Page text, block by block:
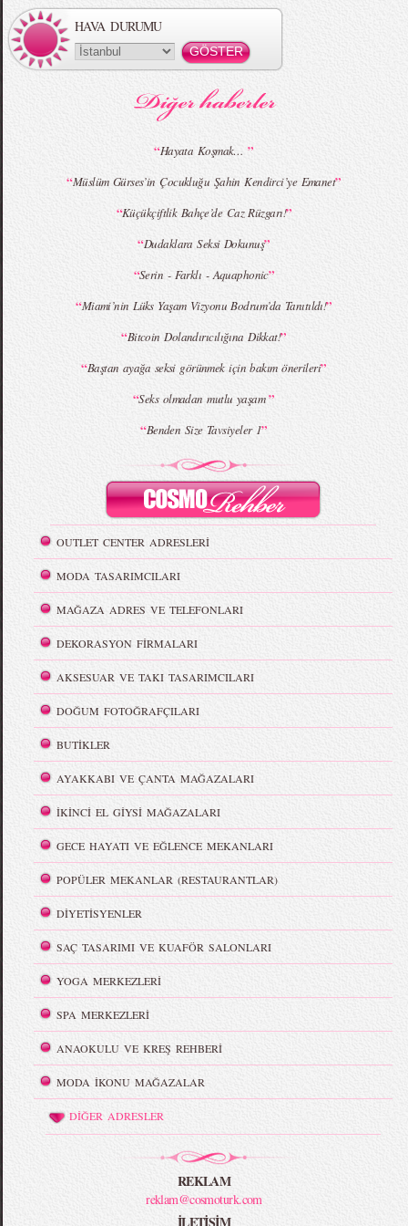
MBFWI - Gülçin Çengel 2015 Yaz
MBFWI - Zeynep Erdoğan 2015 Yaz
MBFWI - Giray Sepin 2015 Yaz Koleksiyonu MBFWI - Burçe Bekrek 2015 Yaz Koleksiyonu
HAVA DURUMU
“Hayata Koşmak…”
“Müslüm Gürses’in Çocukluğu Şahin Kendirci’ye Emanet”
“Küçükçiftlik Bahçe’de Caz Rüzgarı!”
“Dudaklara Seksi Dokunuş”
“Serin - Farklı - Aquaphonic”
“Miami’nin Lüks Yaşam Vizyonu Bodrum’da Tanıtıldı!”
“Bitcoin Dolandırıcılığına Dikkat!”
“Baştan ayağa seksi görünmek için bakım önerileri”
“Seks olmadan mutlu yaşam”
“Benden Size Tavsiyeler 1”
OUTLET CENTER ADRESLERİ
MODA TASARIMCILARI
MAĞAZA ADRES VE TELEFONLARI
DEKORASYON FİRMALARI
AKSESUAR VE TAKI TASARIMCILARI
DOĞUM FOTOĞRAFÇILARI
BUTİKLER
AYAKKABI VE ÇANTA MAĞAZALARI
İKİNCİ EL GİYSİ MAĞAZALARI
GECE HAYATI VE EĞLENCE MEKANLARI
POPÜLER MEKANLAR (RESTAURANTLAR)
DİYETİSYENLER
SAÇ TASARIMI VE KUAFÖR SALONLARI
YOGA MERKEZLERİ
SPA MERKEZLERİ
ANAOKULU VE KREŞ REHBERİ
MODA İKONU MAĞAZALAR
DİĞER ADRESLER
REKLAM
reklam@cosmoturk.com
İLETİŞİM